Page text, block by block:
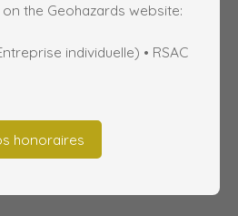
the Geohazards website:
individuelle) • RSAC
honoraires